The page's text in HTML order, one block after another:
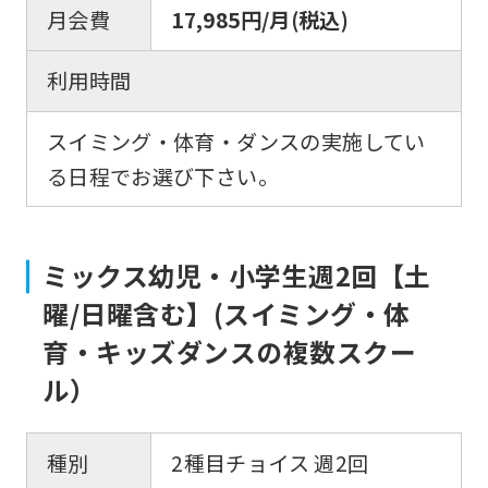
月会費
17,985円/月(税込)
利用時間
スイミング・体育・ダンスの実施してい
る日程でお選び下さい。
ミックス幼児・小学生週2回【土
曜/日曜含む】(スイミング・体
育・キッズダンスの複数スクー
ル）
種別
2種目チョイス 週2回
Sports
official
is
automatically
translated
English.
Click
the
link
(start
automatic